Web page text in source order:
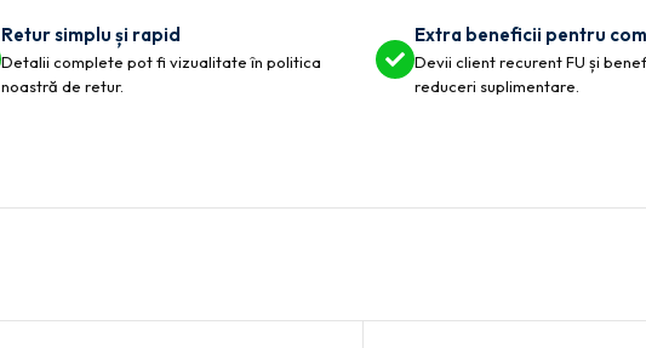
Retur simplu și rapid
Detalii complete pot fi vizualitate în politica
noastră de retur.
Extra beneficii pentru
Devii client recurent FU și
reduceri suplimentare.